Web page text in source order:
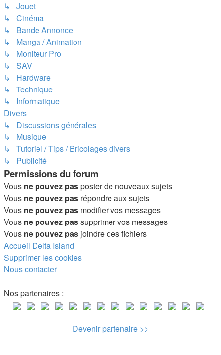
↳ Jouet
↳ Cinéma
↳ Bande Annonce
↳ Manga / Animation
↳ Moniteur Pro
↳ SAV
↳ Hardware
↳ Technique
↳ Informatique
Divers
↳ Discussions générales
↳ Musique
↳ Tutoriel / Tips / Bricolages divers
↳ Publicité
Permissions du forum
Vous ne pouvez pasposter de nouveaux sujets
Vous ne pouvez pas répondre aux sujets
Vous ne pouvez pas modifier vos messages
Vous ne pouvez passupprimer vos messages
Vous ne pouvez pas joindre des fichiers
Accueil Delta Island
Supprimer les cookies
Nous contacter
Nos partenaires :
Devenir partenaire >>